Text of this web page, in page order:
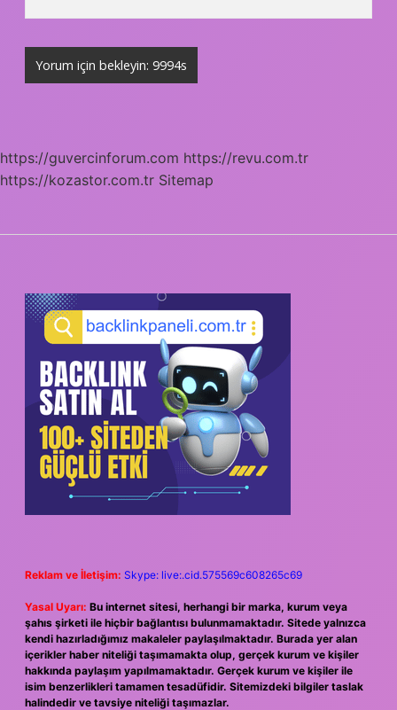
https://guvercinforum.com https://revu.com.tr
https://kozastor.com.tr Sitemap
SIDEBAR
Reklam ve İletişim: Skype: live:.cid.575569c608265c69
Yasal Uyarı: Bu internet sitesi, herhangi bir marka, kurum veya
şahıs şirketi ile hiçbir bağlantısı bulunmamaktadır. Sitede yalnızca
kendi hazırladığımız makaleler paylaşılmaktadır. Burada yer alan
içerikler haber niteliği taşımamakta olup, gerçek kurum ve kişiler
hakkında paylaşım yapılmamaktadır. Gerçek kurum ve kişiler ile
isim benzerlikleri tamamen tesadüfidir. Sitemizdeki bilgiler taslak
halindedir ve tavsiye niteliği taşımazlar.